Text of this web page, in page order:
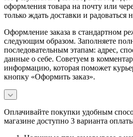
оформления товара на почту или
только ждать доставки и радоваться
Оформление заказа в стандартном
следующим образом. Заполняете
последовательным этапам: адрес,
данные о себе. Советуем в
информацию, которая поможет
кнопку «Оформить заказ».
Оплачивайте покупки удобным
магазине доступно 3 варианта